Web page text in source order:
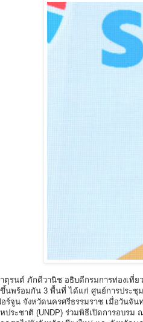
ตุรนต์ ภักดีวานิช อธิบดีกรมการท่องเที่ย
นพร้อมกัน 3 พื้นที่ ได้แก่ ศูนย์การประชุม
ร์จูน จังหวัดนครศรีธรรมราช เมื่อวันจัน
ประชาติ (UNDP) ร่วมพิธีเปิดการอบร